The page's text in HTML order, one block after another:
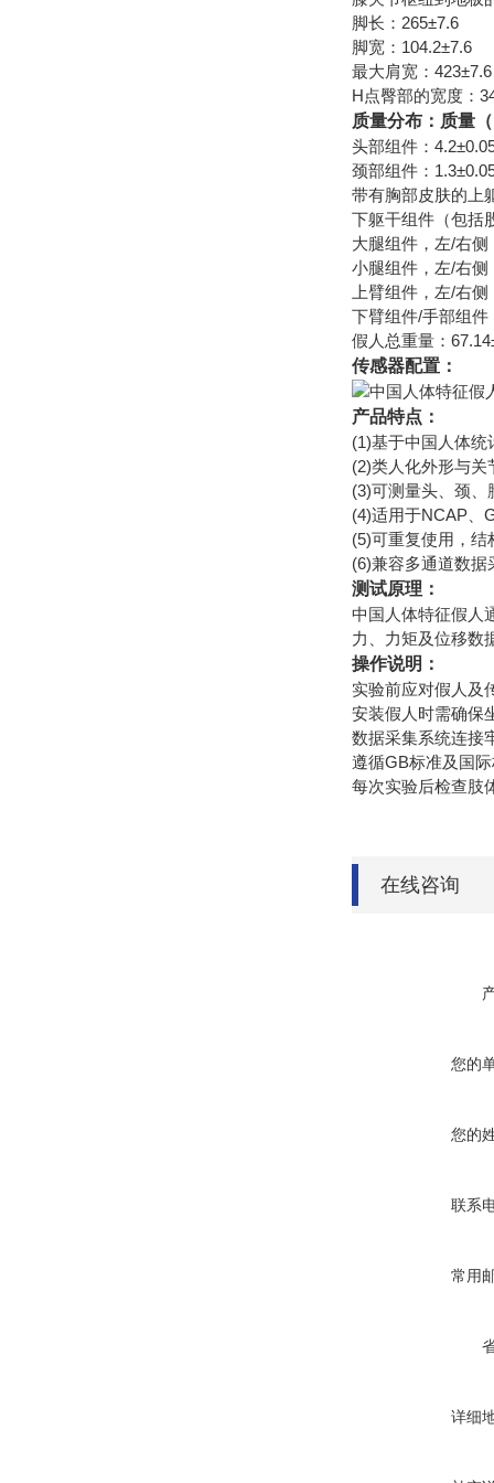
脚长：265±7.6
脚宽：104.2±7.6
最大肩宽：423±7.6
H点臀部的宽度：
质量分布：质量
头部组件：
颈部组件：
带有胸部皮肤的上
下躯干组件（包括
大腿组件，左/右侧
小腿组件，左/右侧
上臂组件，左/右
下臂组件/手部组件
假人总重量：
传感器配置：
产品特点：
(1)基于中国人体
(2)类人化外形与
(3)可测量头、颈
(4)适用于NCAP、
(5)可重复使用，
(6)兼容多通道数
测试原理：
中国人体特征假人
力、力矩及位移数
操作说明：
实验前应对假人及
安装假人时需确保
数据采集系统连接
遵循GB标准及国
每次实验后检查肢
在线咨询
您的
您的
联系
常用
详细